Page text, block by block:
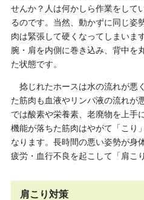
せんか？人は何かしら作業をして
るのです。当然、動かずに同じ姿
肉は緊張して硬くなってしまいま
腕・肩を内側に巻き込み、背中を
た状態です。
捻じれたホースは水の流れが悪
た筋肉も血液やリンパ液の流れが
では酸素や栄養素、老廃物を上手
機能が落ちた筋肉はやがて「こり
なります。長時間の悪い姿勢が身
疲労・血行不良を起こして「肩こ
肩こり対策